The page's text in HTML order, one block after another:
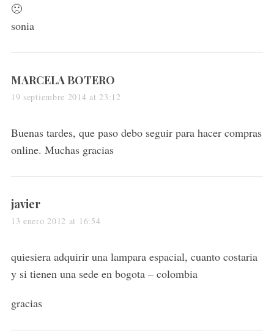
🙁
sonia
s
a
s
:
MARCELA BOTERO
19 septiembre 2014 at 23:12
Buenas tardes, que paso debo seguir para hacer compras
online. Muchas gracias
s
a
s
:
javier
13 enero 2012 at 16:54
quiesiera adquirir una lampara espacial, cuanto costaria
y si tienen una sede en bogota – colombia
gracias